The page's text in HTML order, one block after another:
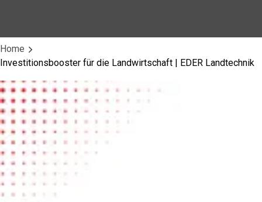
Home
Investitionsbooster für die Landwirtschaft | EDER Landtechnik